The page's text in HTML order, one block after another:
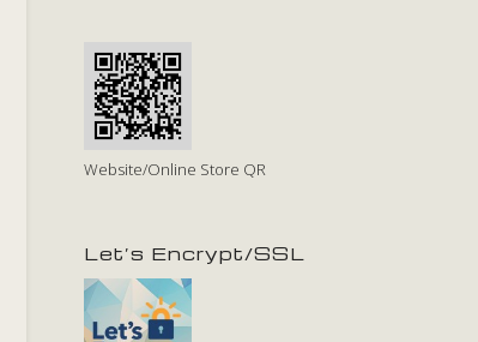
Website/Online Store QR
Let’s Encrypt/SSL